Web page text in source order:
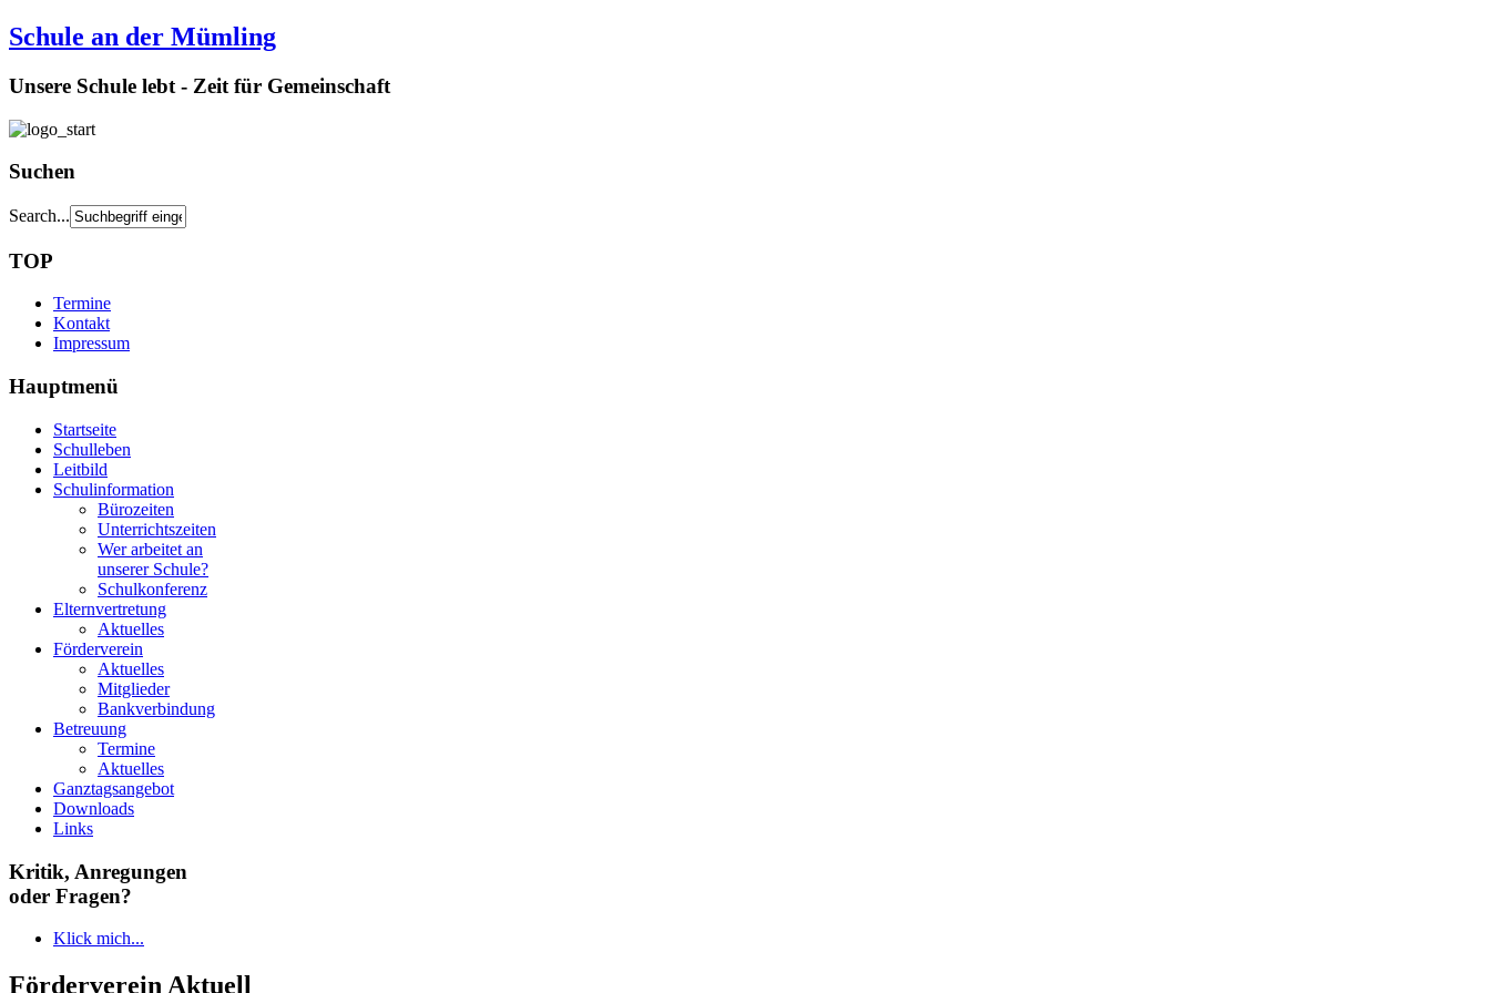
Schule an der Mümling
Unsere Schule lebt - Zeit für Gemeinschaft
Suchen
Search...
TOP
Termine
Kontakt
Impressum
Hauptmenü
Startseite
Schulleben
Leitbild
Schulinformation
Bürozeiten
Unterrichtszeiten
Wer arbeitet an
unserer Schule?
Schulkonferenz
Elternvertretung
Aktuelles
Förderverein
Aktuelles
Mitglieder
Bankverbindung
Betreuung
Termine
Aktuelles
Ganztagsangebot
Downloads
Links
Kritik, Anregungen
oder Fragen?
Klick mich...
Förderverein Aktuell